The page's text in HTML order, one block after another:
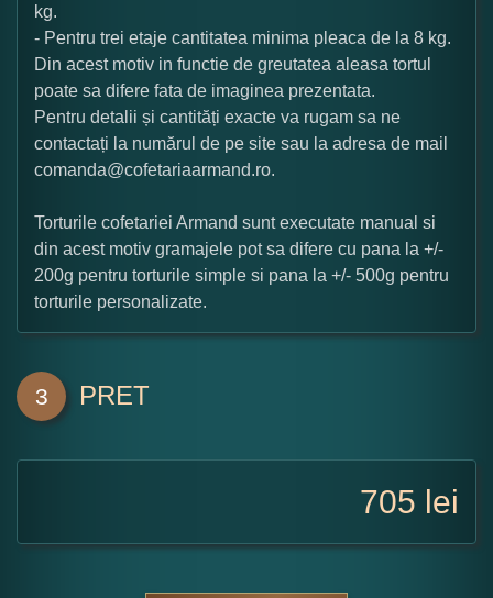
kg.
- Pentru trei etaje cantitatea minima pleaca de la 8 kg.
Din acest motiv in functie de greutatea aleasa tortul
poate sa difere fata de imaginea prezentata.
Pentru detalii și cantități exacte va rugam sa ne
contactați la numărul de pe site sau la adresa de mail
comanda@cofetariaarmand.ro.
Torturile cofetariei Armand sunt executate manual si
din acest motiv gramajele pot sa difere cu pana la +/-
200g pentru torturile simple si pana la +/- 500g pentru
torturile personalizate.
3 PRET
705 lei